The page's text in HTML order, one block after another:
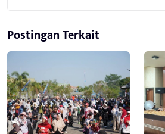
Postingan Terkait